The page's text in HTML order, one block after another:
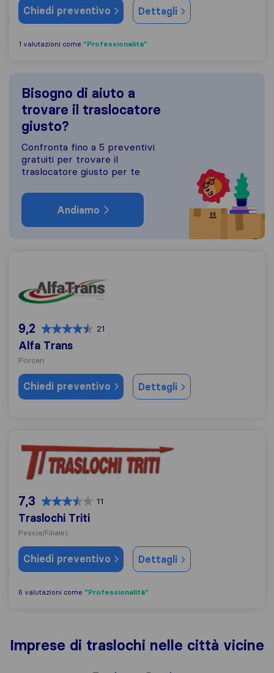
Chiedi preventivo Dettagli
1 valutazioni come "Professionalità"
Bisogno di aiuto a
trovare il traslocatore
giusto?
Confronta fino a 5 preventivi
gratuiti per trovare il
traslocatore giusto per te
Andiamo
9,2 21
Alfa Trans
Porcari
Chiedi preventivo Dettagli
Traslochi Triti
7,3 11
Traslochi Triti
Pescia(Filiale)
Chiedi preventivo Dettagli
6 valutazioni come "Professionalità"
Imprese di traslochi nelle città vicine